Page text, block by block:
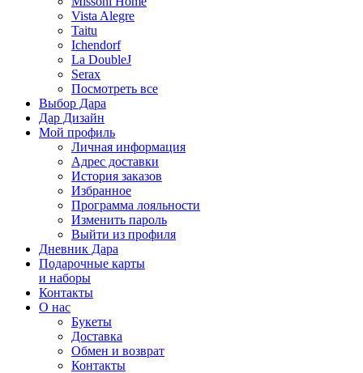
Vista Alegre
Taitu
Ichendorf
La DoubleJ
Serax
Посмотреть все
Выбор Дара
Дар Дизайн
Мой профиль
Личная информация
Адрес доставки
История заказов
Избранное
Программа лояльности
Изменить пароль
Выйти из профиля
Дневник Дара
Подарочные карты
и наборы
Контакты
О нас
Букеты
Доставка
Обмен и возврат
Контакты